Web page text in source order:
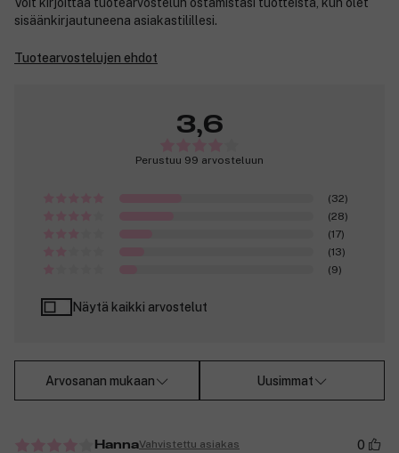
Voit kirjoittaa tuotearvostelun ostamistasi tuotteista, kun olet
sisäänkirjautuneena asiakastilillesi.
Tuotearvostelujen ehdot
3,6
Perustuu 99 arvosteluun
(32)
(28)
(17)
(13)
(9)
Näytä kaikki arvostelut
Arvosanan mukaan Uusimmat
HannaVahvistettu asiakas 0